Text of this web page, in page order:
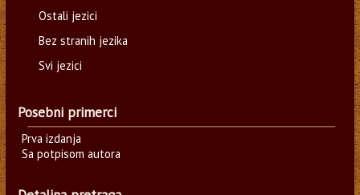
Ostali jezici
Bez stranih jezika
Svi jezici
Posebni primerci
Prva izdanja
Sa potpisom autora